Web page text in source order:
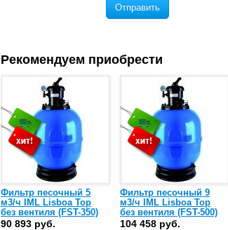
Отправить
Рекомендуем приобрести
Фильтр песочный 5
м3/ч IML Lisboa Top
без вентиля (FST-350)
90 893 руб.
Фильтр песочный 9
м3/ч IML Lisboa Top
без вентиля (FST-500)
104 458 руб.